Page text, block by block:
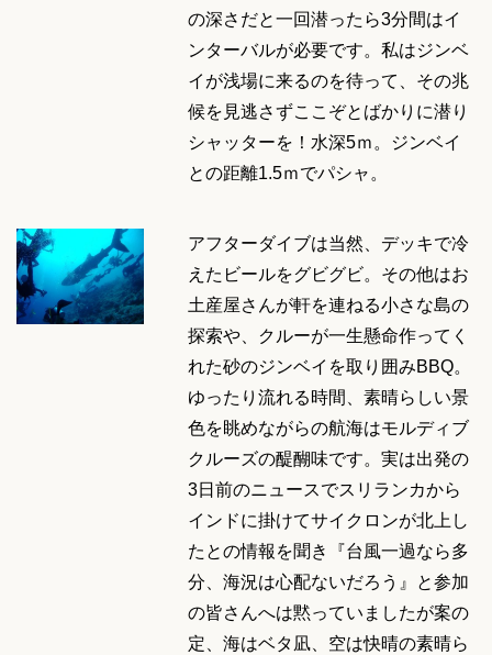
の深さだと一回潜ったら3分間はイ
ンターバルが必要です。私はジンベ
イが浅場に来るのを待って、その兆
候を見逃さずここぞとばかりに潜り
シャッターを！水深5ｍ。ジンベイ
との距離1.5ｍでパシャ。
アフターダイブは当然、デッキで冷
えたビールをグビグビ。その他はお
土産屋さんが軒を連ねる小さな島の
探索や、クルーが一生懸命作ってく
れた砂のジンベイを取り囲みBBQ。
ゆったり流れる時間、素晴らしい景
色を眺めながらの航海はモルディブ
クルーズの醍醐味です。実は出発の
3日前のニュースでスリランカから
インドに掛けてサイクロンが北上し
たとの情報を聞き『台風一過なら多
分、海況は心配ないだろう』と参加
の皆さんへは黙っていましたが案の
定、海はベタ凪、空は快晴の素晴ら